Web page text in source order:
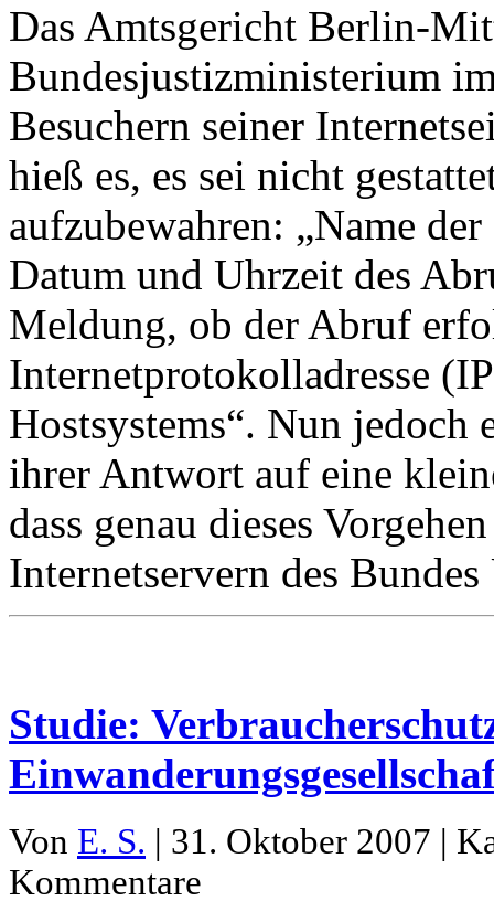
Das Amtsgericht Berlin-
Bundesjustizministerium
Besuchern seiner
hieß es, es sei nicht
aufzubewahren: „Name
Datum und Uhrzeit des
Meldung, ob der Abruf
Internetprotokolladresse
Hostsystems“. Nun
ihrer Antwort auf eine
dass genau dieses
Internetservern des Bundes
Studie:
Von E. S. | 31. Oktober 2007 |
Kommentare